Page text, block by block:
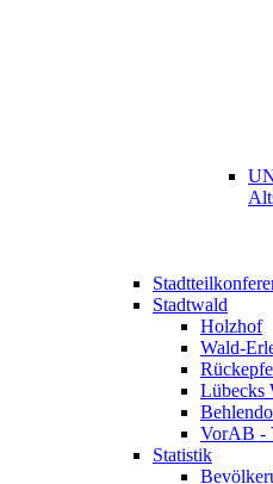
Stadtwald
Holzhof
Wald-
Lübecks
VorAB -
Statistik